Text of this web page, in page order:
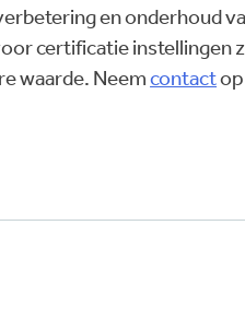
en onderhoud
certificatie instellingen
waarde. Neemcontact